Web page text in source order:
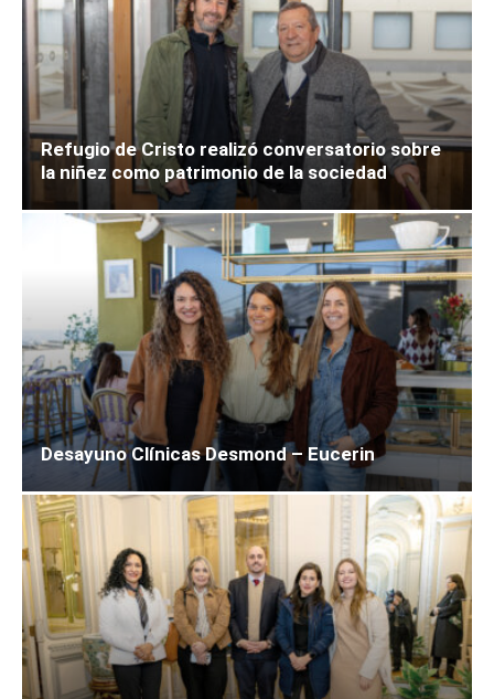
Refugio de Cristo realizó conversatorio sobre
la niñez como patrimonio de la sociedad
Desayuno Clínicas Desmond – Eucerin